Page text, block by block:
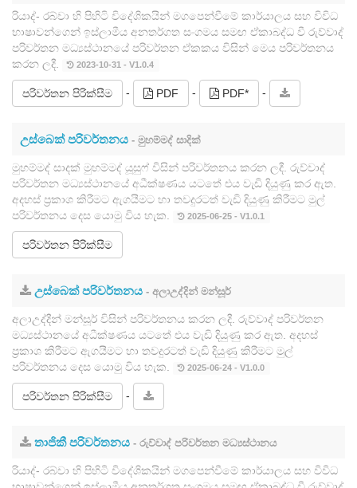
රියාද්- රබ්වා හි පිහිටි විදේශිකයින් මගපෙන්වීමේ කාර්යාලය සහ විවිධ
භාෂාවන්ගෙන් ඉස්ලාමීය අනතර්ගත සංගමය සමඟ ඒකාබද්ධ වී රුව්වාද්
පරිවර්තන මධ්‍යස්ථානයේ පරිවර්තන ඒකකය විසින් මෙය පරිවර්තනය
කරන ලදී.
2023-10-31 - V1.0.4
පරිවර්තන පිරික්සීම - PDF - PDF* -
උස්බෙක් පරිවර්තනය - මුහම්මද් සාදික්
මුහම්මද් සාදක් මුහම්මද් යූසුෆ් විසින් පරිවර්තනය කරන ලදී. රුව්වාද්
පරිවර්තන මධ්‍යස්ථානයේ අධීක්ෂණය යටතේ එය වැඩි දියුණු කර ඇත.
අදහස් ප්‍රකාශ කිරීමට ඇගයීමට හා තවදුරටත් වැඩි දියුණු කිරීමට මුල්
පරිවර්තනය දෙස යොමු විය හැක.
2025-06-25 - V1.0.1
පරිවර්තන පිරික්සීම
උස්බෙක් පරිවර්තනය - අලාඋද්දින් මන්සූර්
අලාඋද්දීන් මන්සූර් විසින් පරිවර්තනය කරන ලදී. රුව්වාද් පරිවර්තන
මධ්‍යස්ථානයේ අධීක්ෂණය යටතේ එය වැඩි දියුණු කර ඇත. අදහස්
ප්‍රකාශ කිරීමට ඇගයීමට හා තවදුරටත් වැඩි දියුණු කිරීමට මුල්
පරිවර්තනය දෙස යොමු විය හැක.
2025-06-24 - V1.0.0
පරිවර්තන පිරික්සීම -
තාජිකී පරිවර්තනය - රුව්වාද් පරිවර්තන මධ්‍යස්ථානය
රියාද්- රබ්වා හි පිහිටි විදේශිකයින් මගපෙන්වීමේ කාර්යාලය සහ විවිධ